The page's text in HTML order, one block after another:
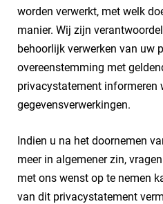
worden verwerkt, met welk
manier. Wij zijn
behoorlijk verwerken van uw
overeenstemming met
privacystatement informeren
gegevensverwerkingen.
Indien u na het doornemen
meer in algemener zin,
met ons wenst op te nemen
van dit privacystatement